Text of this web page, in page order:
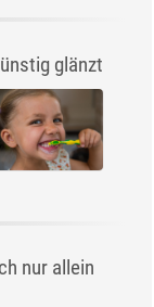
glänzt
nur allein